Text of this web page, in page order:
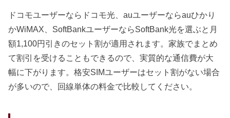
ドコモユーザーならドコモ光、auユーザーならauひかり
かWiMAX、SoftBankユーザーならSoftBank光を選ぶと月
額1,100円引きのセット割が適用されます。家族でまとめ
て割引を受けることもできるので、実質的な通信費が大
幅に下がります。格安SIMユーザーはセット割がない場合
が多いので、回線単体の料金で比較してください。